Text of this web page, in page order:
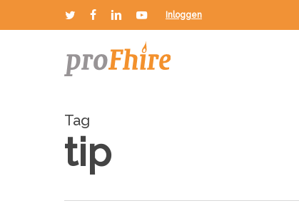
to
Inloggen
Tag
tip